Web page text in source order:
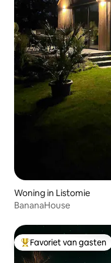
Woning in Listomie
BananaHouse
Topfavoriet van gasten
Favoriet van gasten